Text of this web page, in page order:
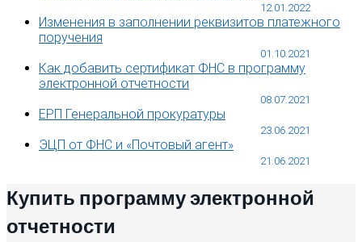
12.01.2022
Изменения в заполнении реквизитов платежного
поручения
01.10.2021
Как добавить сертификат ФНС в программу
электронной отчетности
08.07.2021
ЕРП Генеральной прокуратуры
23.06.2021
ЭЦП от ФНС и «Почтовый агент»
21.06.2021
Купить программу электронной
отчетности